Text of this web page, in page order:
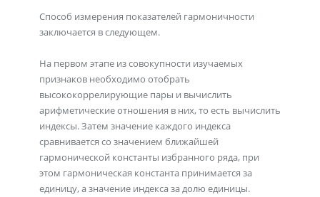
Способ измерения показателей гармоничности
заключается в следующем.
На первом этапе из совокупности изучаемых
признаков необходимо отобрать
высококоррелирующие пары и вычислить
арифметические отношения в них, то есть вычислить
индексы. Затем значение каждого индекса
сравнивается со значением ближайшей
гармонической константы избранного ряда, при
этом гармоническая константа принимается за
единицу, а значение индекса за долю единицы.